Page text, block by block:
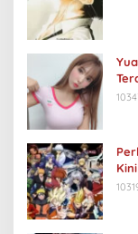
Kini